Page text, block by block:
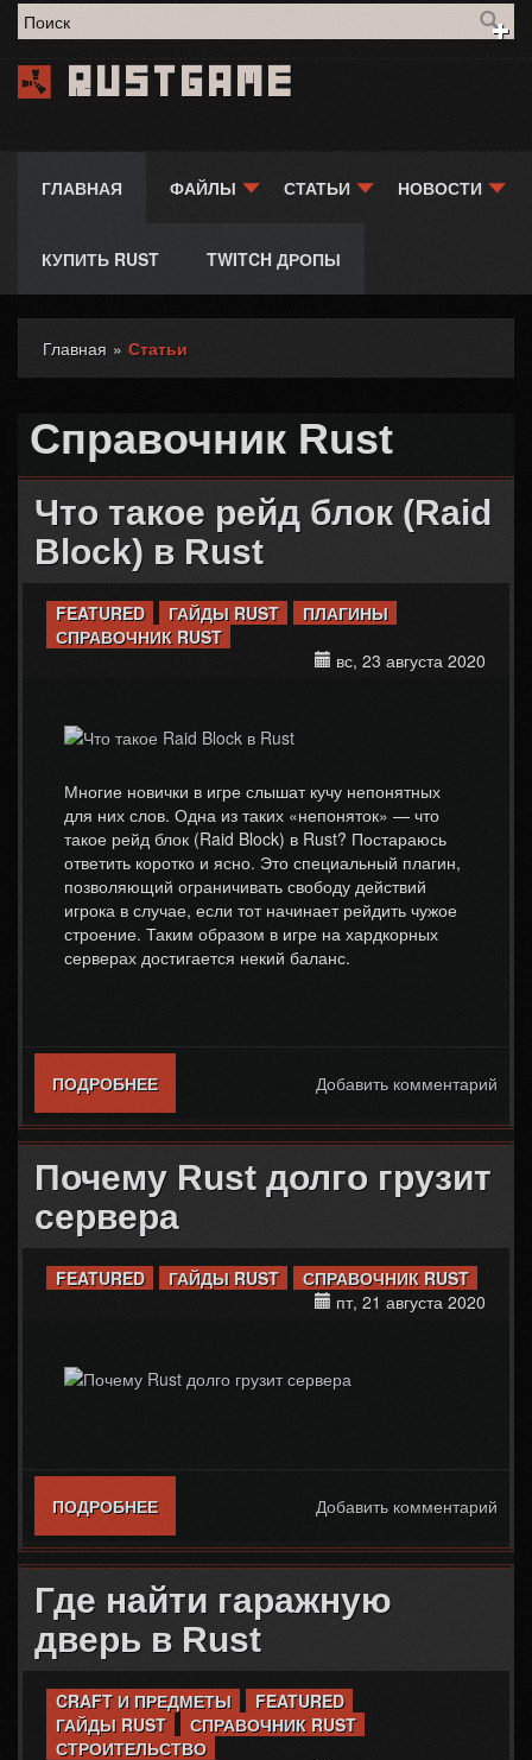
Форма поиска
Rustgame
ГЛАВНАЯ ФАЙЛЫ СТАТЬИ НОВОСТИ
КУПИТЬ RUST TWITCH ДРОПЫ
Вы здесь
Главная » Статьи
Справочник Rust
Что такое рейд блок (Raid
Block) в Rust
FEATURED ГАЙДЫ RUST
ПЛАГИНЫ
СПРАВОЧНИК RUST
вс, 23 августа 2020
Многие новички в игре слышат кучу непонятных
для них слов. Одна из таких «непоняток» — что
такое рейд блок (Raid Block) в Rust? Постараюсь
ответить коротко и ясно. Это специальный плагин,
позволяющий ограничивать свободу действий
игрока в случае, если тот начинает рейдить чужое
строение. Таким образом в игре на хардкорных
серверах достигается некий баланс.
ПОДРОБНЕЕО ЧТО ТАКОЕ РЕЙД БЛОК (RAID BLOCK)
В RUST
Добавить комментарий
Почему Rust долго грузит
сервера
FEATURED ГАЙДЫ RUST
СПРАВОЧНИК RUST
пт, 21 августа 2020
ПОДРОБНЕЕО ПОЧЕМУ RUST ДОЛГО ГРУЗИТ
СЕРВЕРА
Добавить комментарий
Где найти гаражную
дверь в Rust
CRAFT И ПРЕДМЕТЫ
FEATURED
ГАЙДЫ RUST
СПРАВОЧНИК RUST
СТРОИТЕЛЬСТВО